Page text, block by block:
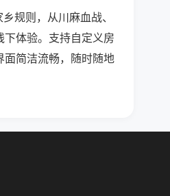
规则，从川麻血战、
体验。支持自定义房
面简洁流畅，随时随地